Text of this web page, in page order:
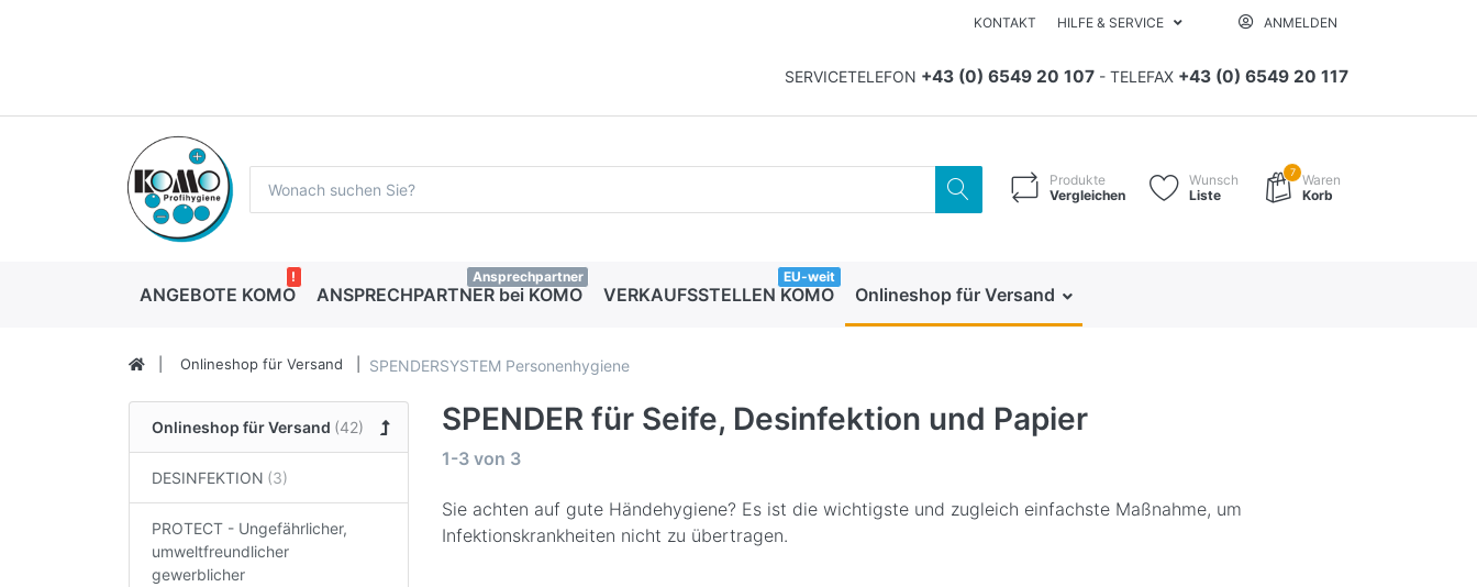
KONTAKT HILFE & SERVICE ANMELDEN
SERVICETELEFON +43 (0) 6549 20 107 - TELEFAX +43 (0) 6549 20 117
Produkte
Vergleichen
Wunsch
Liste
7 Waren
Korb
ANGEBOTE KOMO
!
ANSPRECHPARTNER bei KOMO
Ansprechpartner
VERKAUFSSTELLEN KOMO
EU-weit
Onlineshop für Versand
Onlineshop für Versand SPENDERSYSTEM Personenhygiene
Onlineshop für Versand
DESINFEKTION
PROTECT - Ungefährlicher,
umweltfreundlicher
gewerblicher
SPENDER für Seife, Desinfektion und Papier
1-3 von 3
Sie achten auf gute Händehygiene? Es ist die wichtigste und zugleich einfachste Maßnahme, um
Infektionskrankheiten nicht zu übertragen.